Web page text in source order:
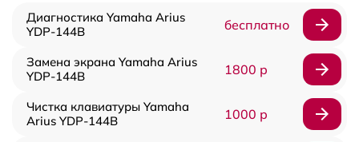
Диагностика Yamaha Arius
YDP-144B
бесплатно
Замена экрана Yamaha Arius
YDP-144B
1800 р
Чистка клавиатуры Yamaha
Arius YDP-144B
1000 р